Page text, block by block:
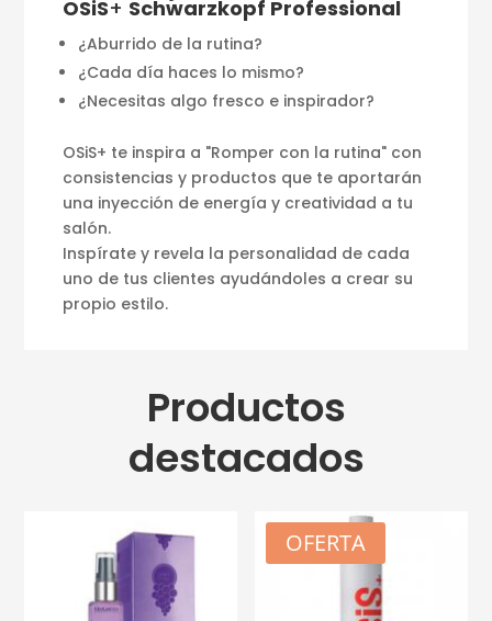
OSiS+ Schwarzkopf Professional
¿Aburrido de la rutina?
¿Cada día haces lo mismo?
¿Necesitas algo fresco e inspirador?
OSiS+ te inspira a "Romper con la rutina" con
consistencias y productos que te aportarán
una inyección de energía y creatividad a tu
salón.
Inspírate y revela la personalidad de cada
uno de tus clientes ayudándoles a crear su
propio estilo.
Productos
destacados
OFERTA